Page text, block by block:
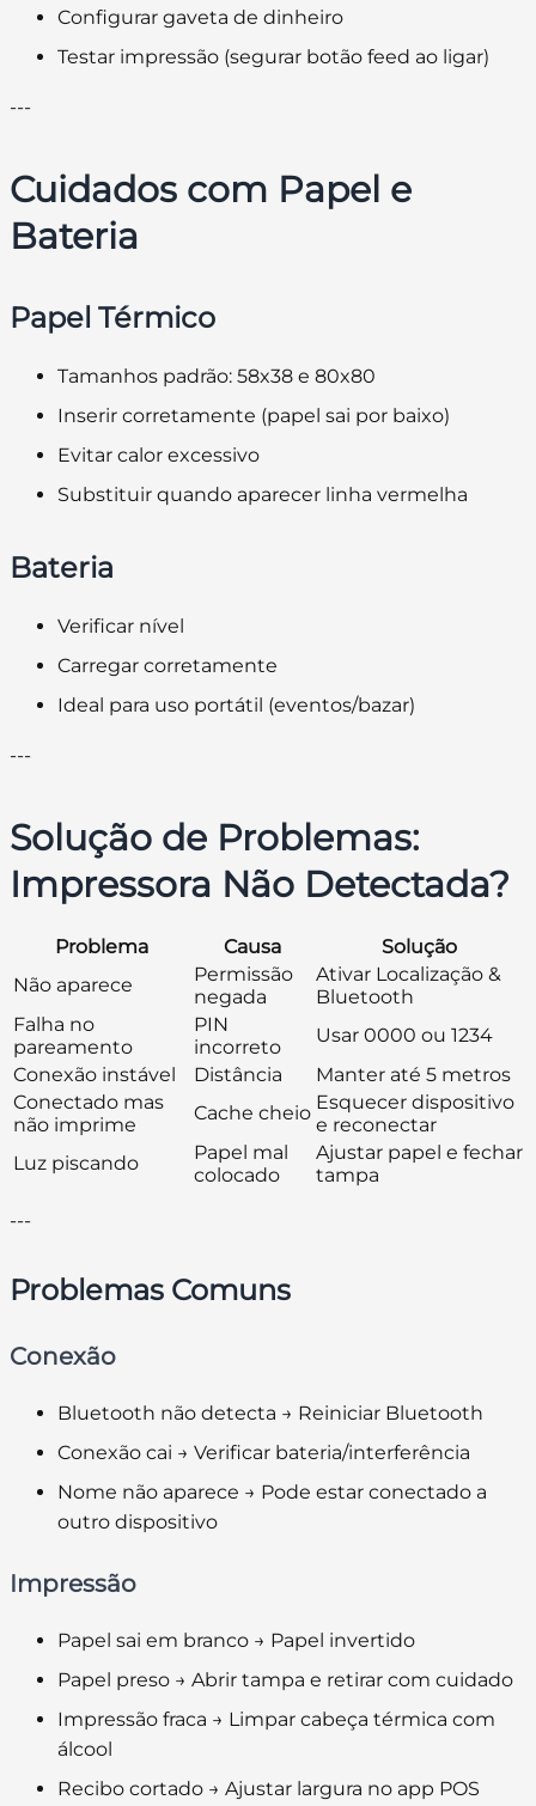
Configurar gaveta de dinheiro
Testar impressão (segurar botão feed ao ligar)
---
Cuidados com Papel e
Bateria
Papel Térmico
Tamanhos padrão: 58x38 e 80x80
Inserir corretamente (papel sai por baixo)
Evitar calor excessivo
Substituir quando aparecer linha vermelha
Bateria
Verificar nível
Carregar corretamente
Ideal para uso portátil (eventos/bazar)
---
Solução de Problemas:
Impressora Não Detectada?
Problema Causa
Solução
Não aparece
Permissão
negada
Ativar Localização &
Bluetooth
Falha no
pareamento
PIN
incorreto
Usar 0000 ou 1234
Conexão instável
Distância
Manter até 5 metros
Conectado mas
não imprime
Cache cheio Esquecer dispositivo
e reconectar
Luz piscando
Papel mal
colocado
Ajustar papel e fechar
tampa
---
Problemas Comuns
Conexão
Bluetooth não detecta → Reiniciar Bluetooth
Conexão cai → Verificar bateria/interferência
Nome não aparece → Pode estar conectado a
outro dispositivo
Impressão
Papel sai em branco → Papel invertido
Papel preso → Abrir tampa e retirar com cuidado
Impressão fraca → Limpar cabeça térmica com
álcool
Recibo cortado → Ajustar largura no app POS